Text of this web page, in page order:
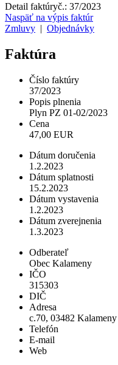
Detail faktúryč.: 37/2023
Naspäť na výpis faktúr
Zmluvy | Objednávky
Faktúra
Číslo faktúry
37/2023
Popis plnenia
Plyn PZ 01-02/2023
Cena
47,00 EUR
Dátum doručenia
1.2.2023
Dátum splatnosti
15.2.2023
Dátum vystavenia
1.2.2023
Dátum zverejnenia
1.3.2023
Odberateľ
Obec Kalameny
IČO
315303
DIČ
Adresa
c.70, 03482 Kalameny
Telefón
E-mail
Web